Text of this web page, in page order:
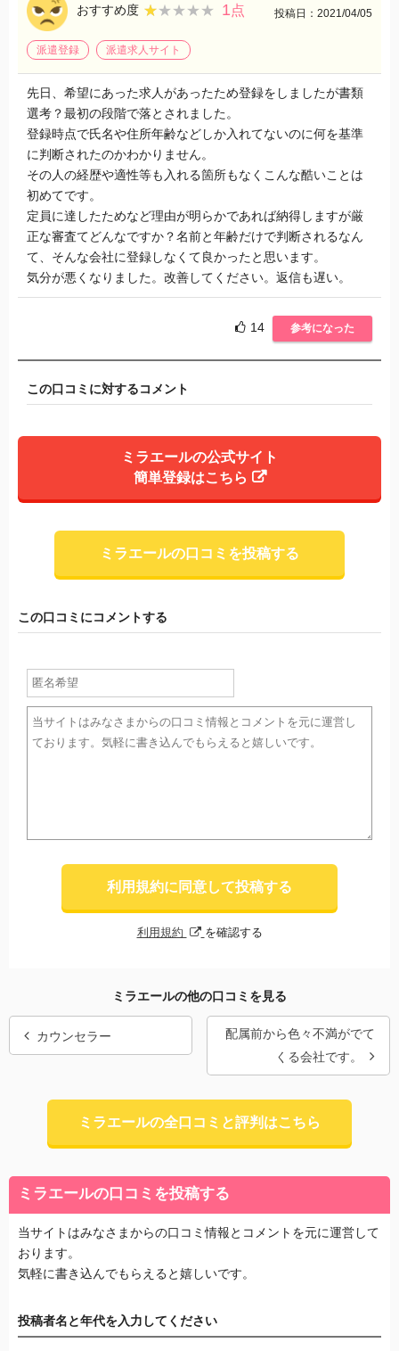
おすすめ度 ★★★★★
★★★★★ 1点 投稿日：2021/04/05
派遣登録 派遣求人サイト
先日、希望にあった求人があったため登録をしましたが書類
選考？最初の段階で落とされました。
登録時点で氏名や住所年齢などしか入れてないのに何を基準
に判断されたのかわかりません。
その人の経歴や適性等も入れる箇所もなくこんな酷いことは
初めてです。
定員に達したためなど理由が明らかであれば納得しますが厳
正な審査てどんなですか？名前と年齢だけで判断されるなん
て、そんな会社に登録しなくて良かったと思います。
気分が悪くなりました。改善してください。返信も遅い。
14 参考になった
この口コミに対するコメント
ミラエールの公式サイト
簡単登録はこちら
ミラエールの口コミを投稿する
この口コミにコメントする
利用規約に同意して投稿する
利用規約 を確認する
ミラエールの他の口コミを見る
カウンセラー
配属前から色々不満がでて
くる会社です。
ミラエールの全口コミと評判はこちら
ミラエールの口コミを投稿する
当サイトはみなさまからの口コミ情報とコメントを元に運営して
おります。
気軽に書き込んでもらえると嬉しいです。
投稿者名と年代を入力してください